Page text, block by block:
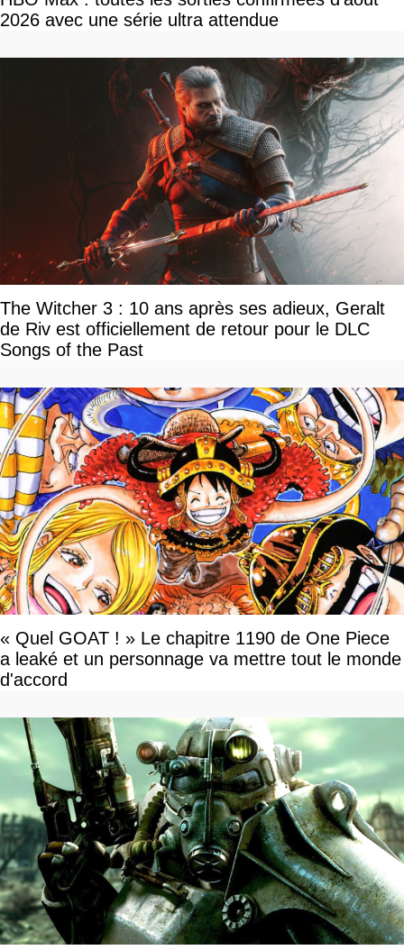
2026 avec une série ultra attendue
The Witcher 3 : 10 ans après ses adieux, Geralt
de Riv est officiellement de retour pour le DLC
Songs of the Past
« Quel GOAT ! » Le chapitre 1190 de One Piece
a leaké et un personnage va mettre tout le monde
d'accord